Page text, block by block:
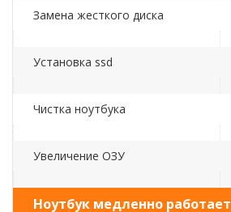
Замена жесткого диска
Установка ssd
Чистка ноутбука
Увеличение ОЗУ
Ноутбук медленно работает